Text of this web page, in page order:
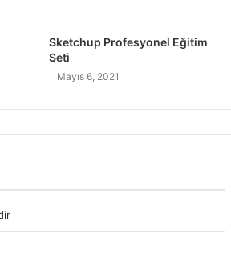
Sketchup Profesyonel Eğitim
Seti
Mayıs 6, 2021